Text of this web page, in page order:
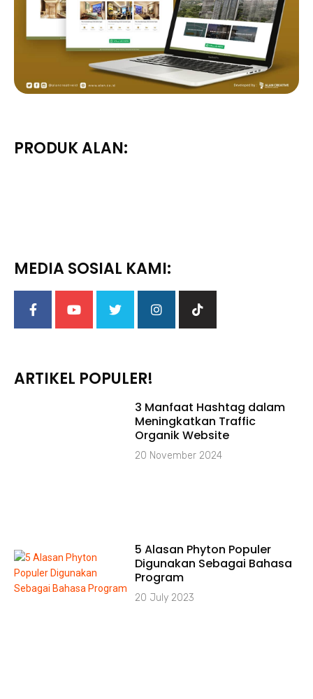
PRODUK ALAN:
MEDIA SOSIAL KAMI:
ARTIKEL POPULER!
3 Manfaat Hashtag dalam
Meningkatkan Traffic
Organik Website
20 November 2024
5 Alasan Phyton Populer
Digunakan Sebagai Bahasa
Program
20 July 2023